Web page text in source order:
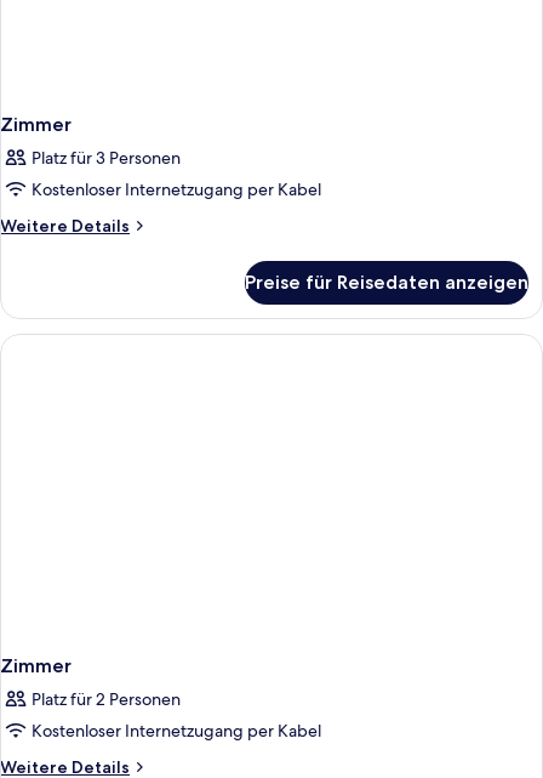
Zimmer
Platz für 3 Personen
Kostenloser Internetzugang per Kabel
Weitere Details
Weitere
Preise für Reisedaten anzeigen
Zimmer
Platz für 2 Personen
Kostenloser Internetzugang per Kabel
Weitere Details
Weitere